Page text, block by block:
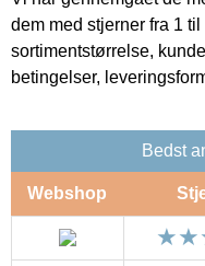
dem med stjerner fra 1
sortimentstørrelse,
betingelser,
Bedst
Webshop